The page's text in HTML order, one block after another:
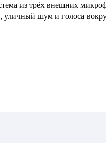
из трёх внешних
уличный шум и голоса